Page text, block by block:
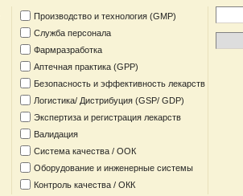
Производство и технология (GMP)
Служба персонала
Фармразработка
Аптечная практика (GPP)
Безопасность и эффективность лекарств
Логистика/ Дистрибуция (GSP/ GDP)
Экспертиза и регистрация лекарств
Валидация
Система качества / ООК
Оборудование и инженерные системы
Контроль качества / ОКК